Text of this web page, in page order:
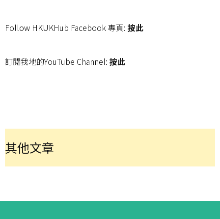
Follow HKUKHub Facebook 專頁: 按此
訂閱我地的YouTube Channel: 按此
其他文章